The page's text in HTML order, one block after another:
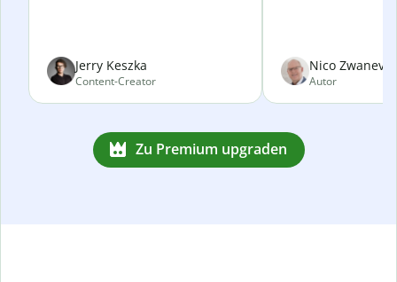
Jerry Keszka
Content-Creator
Nico
Autor
Zu Premium upgraden